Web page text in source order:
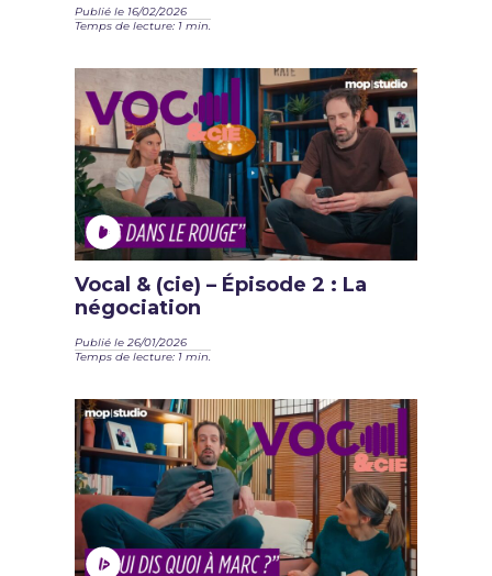
Publié le 16/02/2026
Temps de lecture: 1 min.
Vocal & (cie) – Épisode 2 : La
négociation
Publié le 26/01/2026
Temps de lecture: 1 min.